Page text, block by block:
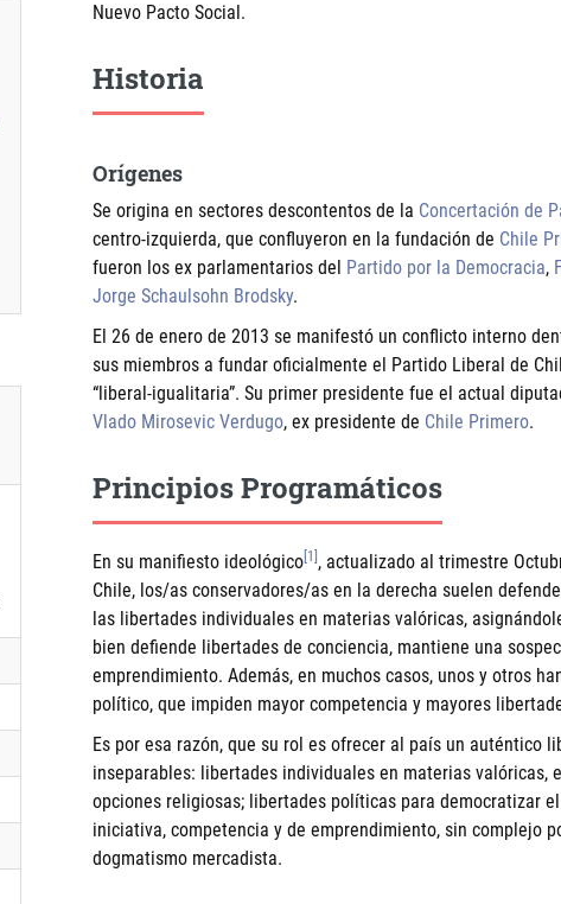
Nuevo Pacto Social.
Historia
Orígenes
Se origina en sectores descontentos de la Concertación de
centro-izquierda, que confluyeron en la fundación de Chile
fueron los ex parlamentarios del Partido por la Democracia,
Jorge Schaulsohn Brodsky.
El 26 de enero de 2013 se manifestó un conflicto interno
sus miembros a fundar oficialmente el Partido Liberal de
“liberal-igualitaria”. Su primer presidente fue el actual
Vlado Mirosevic Verdugo, ex presidente de Chile Primero.
Principios Programáticos
En su manifiesto ideológico [1] , actualizado al trimestre
Chile, los/as conservadores/as en la derecha suelen
las libertades individuales en materias valóricas,
bien defiende libertades de conciencia, mantiene una
emprendimiento. Además, en muchos casos, unos y otros
político, que impiden mayor competencia y mayores
Es por esa razón, que su rol es ofrecer al país un auténtico
inseparables: libertades individuales en materias valóricas,
opciones religiosas; libertades políticas para democratizar
iniciativa, competencia y de emprendimiento, sin complejo
dogmatismo mercadista.